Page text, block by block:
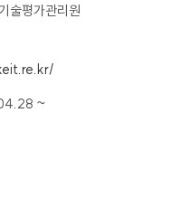
술평가관리원
~